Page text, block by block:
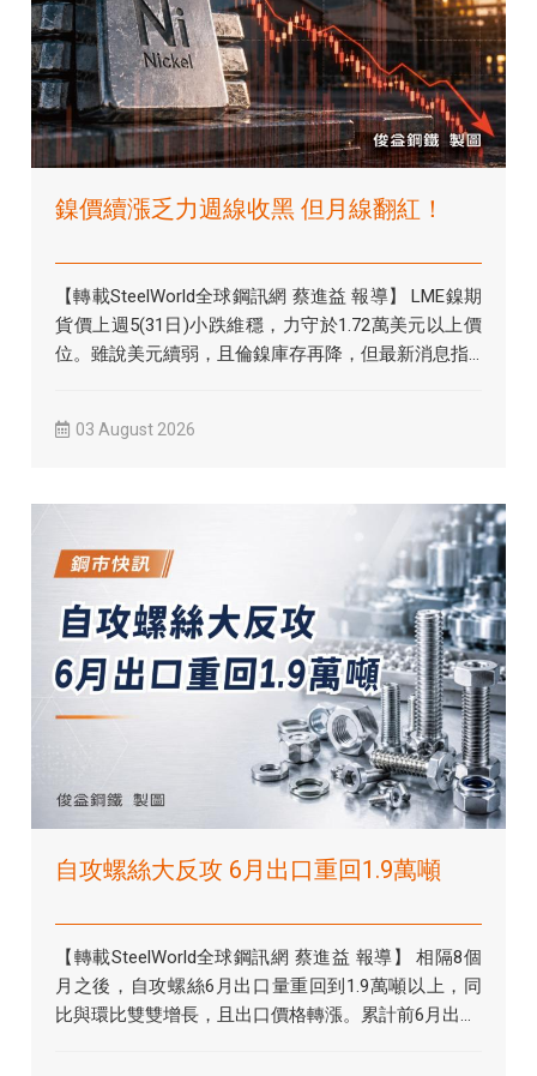
鎳價續漲乏力週線收黑 但月線翻紅！
【轉載SteelWorld全球鋼訊網 蔡進益 報導】 LME鎳期
貨價上週5(31日)小跌維穩，力守於1.72萬美元以上價
位。雖說美元續弱，且倫鎳庫存再降，但最新消息指...
03 August 2026
自攻螺絲大反攻 6月出口重回1.9萬噸
【轉載SteelWorld全球鋼訊網 蔡進益 報導】 相隔8個
月之後，自攻螺絲6月出口量重回到1.9萬噸以上，同
比與環比雙雙增長，且出口價格轉漲。累計前6月出...